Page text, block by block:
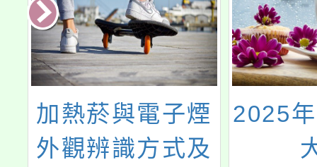
加熱菸與電子煙
外觀辨識方式及
2025